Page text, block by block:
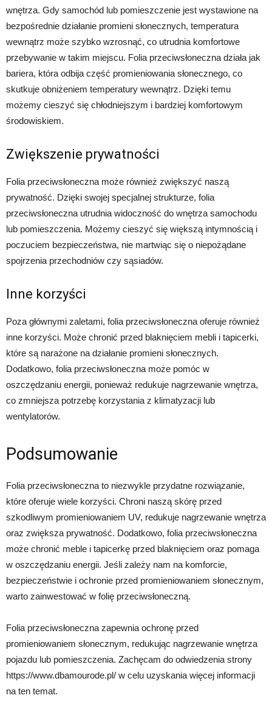
wnętrza. Gdy samochód lub pomieszczenie jest wystawione na
bezpośrednie działanie promieni słonecznych, temperatura
wewnątrz może szybko wzrosnąć, co utrudnia komfortowe
przebywanie w takim miejscu. Folia przeciwsłoneczna działa jak
bariera, która odbija część promieniowania słonecznego, co
skutkuje obniżeniem temperatury wewnątrz. Dzięki temu
możemy cieszyć się chłodniejszym i bardziej komfortowym
środowiskiem.
Zwiększenie prywatności
Folia przeciwsłoneczna może również zwiększyć naszą
prywatność. Dzięki swojej specjalnej strukturze, folia
przeciwsłoneczna utrudnia widoczność do wnętrza samochodu
lub pomieszczenia. Możemy cieszyć się większą intymnością i
poczuciem bezpieczeństwa, nie martwiąc się o niepożądane
spojrzenia przechodniów czy sąsiadów.
Inne korzyści
Poza głównymi zaletami, folia przeciwsłoneczna oferuje również
inne korzyści. Może chronić przed blaknięciem mebli i tapicerki,
które są narażone na działanie promieni słonecznych.
Dodatkowo, folia przeciwsłoneczna może pomóc w
oszczędzaniu energii, ponieważ redukuje nagrzewanie wnętrza,
co zmniejsza potrzebę korzystania z klimatyzacji lub
wentylatorów.
Podsumowanie
Folia przeciwsłoneczna to niezwykle przydatne rozwiązanie,
które oferuje wiele korzyści. Chroni naszą skórę przed
szkodliwym promieniowaniem UV, redukuje nagrzewanie wnętrza
oraz zwiększa prywatność. Dodatkowo, folia przeciwsłoneczna
może chronić meble i tapicerkę przed blaknięciem oraz pomaga
w oszczędzaniu energii. Jeśli zależy nam na komforcie,
bezpieczeństwie i ochronie przed promieniowaniem słonecznym,
warto zainwestować w folię przeciwsłoneczną.
Folia przeciwsłoneczna zapewnia ochronę przed
promieniowaniem słonecznym, redukując nagrzewanie wnętrza
pojazdu lub pomieszczenia. Zachęcam do odwiedzenia strony
https://www.dbamourode.pl/ w celu uzyskania więcej informacji
na ten temat.